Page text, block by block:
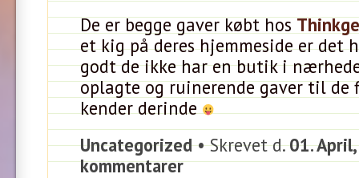
De er begge gaver købt hos
et kig på deres hjemmeside er det
godt de ikke har en butik i
oplagte og ruinerende gaver til de
kender derinde
Uncategorized• Skrevet d.01.
kommentarer